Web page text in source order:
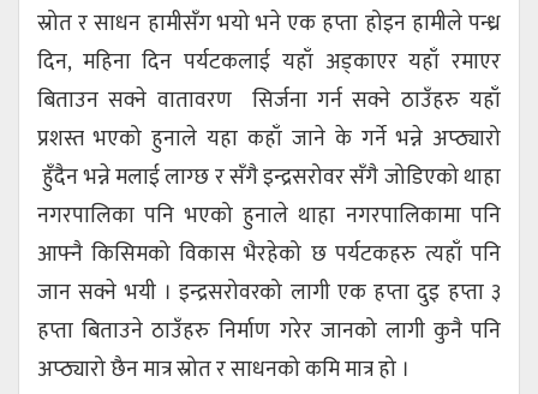
स्रोत र साधन हामीसँग भयो भने एक हप्ता होइन हामीले पन्ध्र
दिन, महिना दिन पर्यटकलाई यहाँ अड्काएर यहाँ रमाएर
बिताउन सक्ने वातावरण सिर्जना गर्न सक्ने ठाउँहरु यहाँ
प्रशस्त भएको हुनाले यहा कहाँ जाने के गर्ने भन्ने अप्ठ्यारो
हुँदैन भन्ने मलाई लाग्छ र सँगै इन्द्रसरोवर सँगै जोडिएको थाहा
नगरपालिका पनि भएको हुनाले थाहा नगरपालिकामा पनि
आफ्नै किसिमको विकास भैरहेको छ पर्यटकहरु त्यहाँ पनि
जान सक्ने भयी । इन्द्रसरोवरको लागी एक हप्ता दुइ हप्ता ३
हप्ता बिताउने ठाउँहरु निर्माण गरेर जानको लागी कुनै पनि
अप्ठ्यारो छैन मात्र स्रोत र साधनको कमि मात्र हो ।